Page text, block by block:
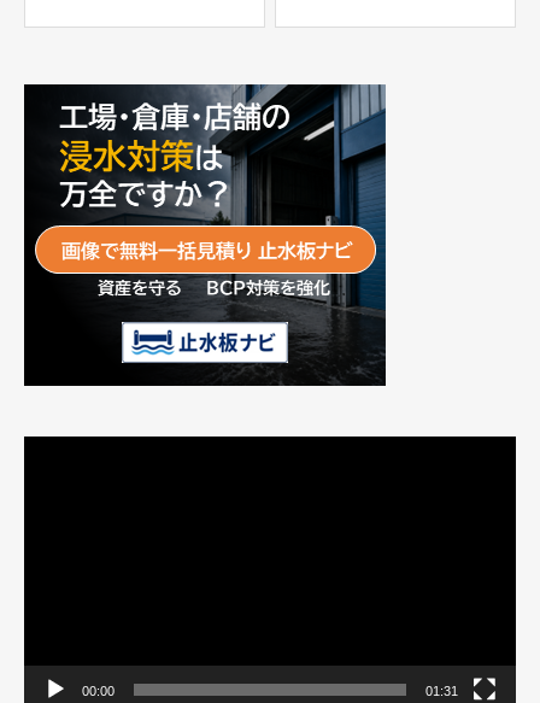
富士工業株式会社
00:00 01:31